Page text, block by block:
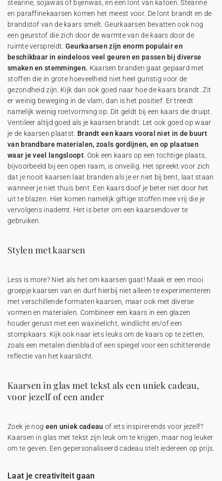
stearine, sojawas of bijenwas, en een lont van katoen. Stearine
en paraffinekaarsen komen het meest voor. De lont brandt en de
brandstof van de kaars smelt. Geurkaarsen bevatten ook nog
een geurstof die zich door de warmte van de kaars door de
ruimte verspreidt. Geurkaarsen zijn enorm populair en
beschikbaar in eindeloos veel geuren en passen bij diverse
smaken en stemmingen. Kaarsen branden gaat gepaard met
stoffen die in grote hoeveelheid niet heel gunstig voor de
gezondheid zijn. Kijk dan ook goed naar hoe de kaars brandt. Zit
er weinig beweging in de vlam, dan is het positief. Er treedt
namelijk weinig roetvorming op. Dit geldt bij een kaars die druipt.
Ventileer altijd goed als je kaarsen brandt. Let ook goed op waar
je de kaarsen plaatst. Brandt een kaars vooral niet in de buurt
van brandbare materialen, zoals gordijnen, en op plaatsen
waar je veel langsloopt. Ook een kaars op een tochtige plaats,
bijvoorbeeld bij een open raam, is onveilig. Het spreekt voor zich
dat je nooit kaarsen laat branden als je er niet bij bent, laat staan
wanneer je niet thuis bent. Een kaars doof je beter niet door het
uit te blazen. Hier komen namelijk giftige stoffen mee vrij die je
vervolgens inademt. Het is beter om een kaarsendover te
gebruiken.
Stylen met kaarsen
Less is more? Niet als het om kaarsen gaat! Maak er een mooi
groepje kaarsen van en durf hierbij niet alleen te experimenteren
met verschillende formaten kaarsen, maar ook met diverse
vormen en materialen. Combineer een kaars in een glazen
houder gerust met een waxinelicht, windlicht en/of een
stompkaars. Kijk ook naar iets leuks om de kaars op te zetten,
zoals een metalen dienblad of een spiegel voor een schitterende
reflectie van het kaarslicht.
Kaarsen in glas met tekst als een uniek cadeau,
voor jezelf of een ander
Zoek je nog een uniek cadeau of iets inspirerends voor jezelf?
Kaarsen in glas met tekst zijn leuk om te krijgen, maar nog leuker
om te geven. Een gepersonaliseerd cadeau stelt iedereen op prijs.
Laat je creativiteit gaan